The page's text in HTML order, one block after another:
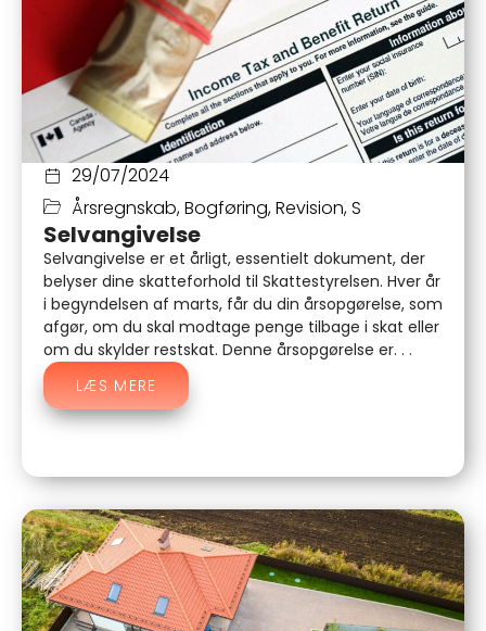
29/07/2024
Årsregnskab,Bogføring,Revision,S
Selvangivelse
Selvangivelse er et årligt, essentielt dokument, der
belyser dine skatteforhold til Skattestyrelsen. Hver år
i begyndelsen af marts, får du din årsopgørelse, som
afgør, om du skal modtage penge tilbage i skat eller
om du skylder restskat. Denne årsopgørelse er. . .
LÆS MERE